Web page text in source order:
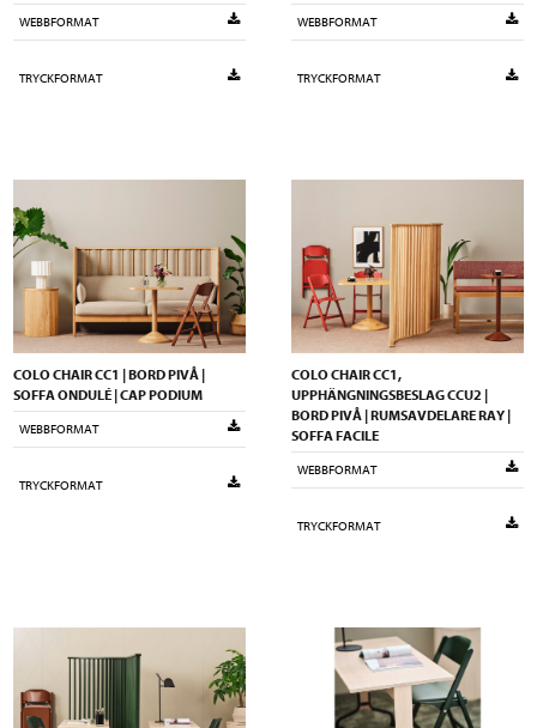
WEBBFORMAT
TRYCKFORMAT
WEBBFORMAT
TRYCKFORMAT
COLO CHAIR CC1 | BORD PIVÅ |
SOFFA ONDULÉ | CAP PODIUM
WEBBFORMAT
TRYCKFORMAT
COLO CHAIR CC1,
UPPHÄNGNINGSBESLAG CCU2 |
BORD PIVÅ | RUMSAVDELARE RAY |
SOFFA FACILE
WEBBFORMAT
TRYCKFORMAT